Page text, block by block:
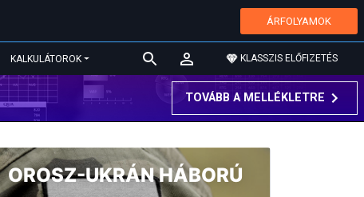
ÁRFOLYAMOK
KALKULÁTOROK KLASSZIS ELŐFIZETÉS
TOVÁBB A MELLÉKLETRE
OROSZ-UKRÁN HÁBORÚ